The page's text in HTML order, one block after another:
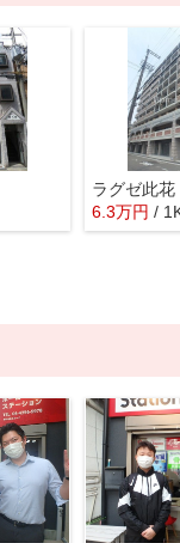
ラグゼ此花
6.3万円 /